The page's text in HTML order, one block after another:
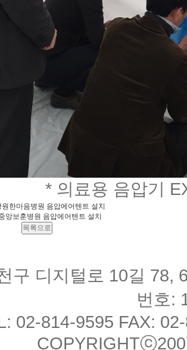
* 의료용 음압기
원한마음병원 음압에어텐트 설치
앙보훈병원 음압에어텐트 설치
구 디지털로 10길 78,
번호:
02-814-9595 FAX: